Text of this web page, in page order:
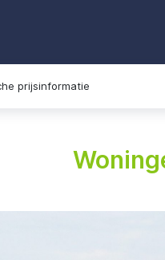
prijsinformatie